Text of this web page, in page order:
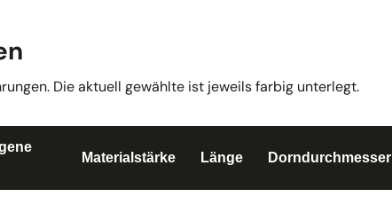
Die aktuell gewählte ist jeweils farbig unterlegt.
Materialstärke Länge Dorndurchmesser